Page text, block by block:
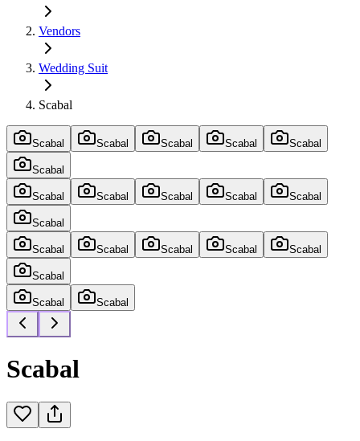
Vendors
Wedding Suit
Scabal
Scabal Scabal Scabal Scabal Scabal
Scabal
Scabal Scabal Scabal Scabal Scabal
Scabal
Scabal Scabal Scabal Scabal Scabal
Scabal
Scabal Scabal
Scabal